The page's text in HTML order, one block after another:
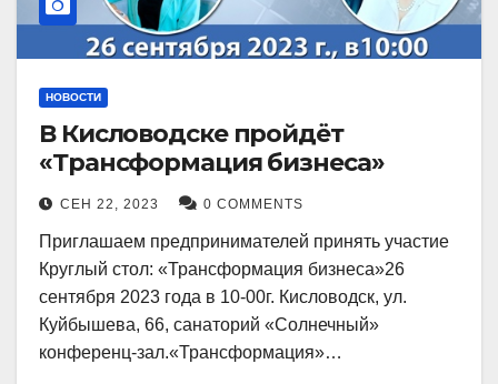
НОВОСТИ
В Кисловодске пройдёт
«Трансформация бизнеса»
СЕН 22, 2023 0 COMMENTS
Приглашаем предпринимателей принять участие
Круглый стол: «Трансформация бизнеса»26
сентября 2023 года в 10-00г. Кисловодск, ул.
Куйбышева, 66, санаторий «Солнечный»
конференц-зал.«Трансформация»…